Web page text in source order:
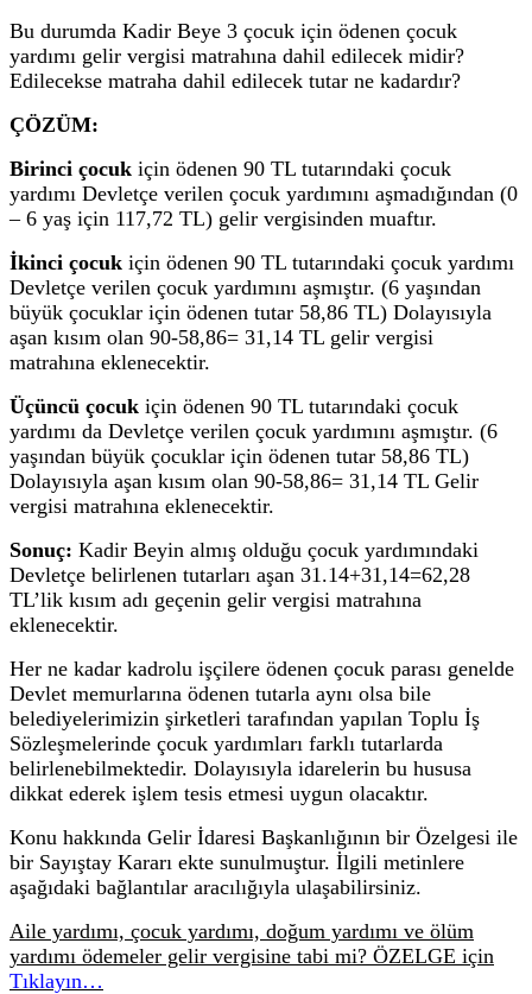
Bu durumda Kadir Beye 3 çocuk için ödenen çocuk
yardımı gelir vergisi matrahına dahil edilecek midir?
Edilecekse matraha dahil edilecek tutar ne kadardır?
ÇÖZÜM:
Birinci çocuk için ödenen 90 TL tutarındaki çocuk
yardımı Devletçe verilen çocuk yardımını aşmadığından (0
– 6 yaş için 117,72 TL) gelir vergisinden muaftır.
İkinci çocuk için ödenen 90 TL tutarındaki çocuk yardımı
Devletçe verilen çocuk yardımını aşmıştır. (6 yaşından
büyük çocuklar için ödenen tutar 58,86 TL) Dolayısıyla
aşan kısım olan 90-58,86= 31,14 TL gelir vergisi
matrahına eklenecektir.
Üçüncü çocuk için ödenen 90 TL tutarındaki çocuk
yardımı da Devletçe verilen çocuk yardımını aşmıştır. (6
yaşından büyük çocuklar için ödenen tutar 58,86 TL)
Dolayısıyla aşan kısım olan 90-58,86= 31,14 TL Gelir
vergisi matrahına eklenecektir.
Sonuç: Kadir Beyin almış olduğu çocuk yardımındaki
Devletçe belirlenen tutarları aşan 31.14+31,14=62,28
TL’lik kısım adı geçenin gelir vergisi matrahına
eklenecektir.
Her ne kadar kadrolu işçilere ödenen çocuk parası genelde
Devlet memurlarına ödenen tutarla aynı olsa bile
belediyelerimizin şirketleri tarafından yapılan Toplu İş
Sözleşmelerinde çocuk yardımları farklı tutarlarda
belirlenebilmektedir. Dolayısıyla idarelerin bu hususa
dikkat ederek işlem tesis etmesi uygun olacaktır.
Konu hakkında Gelir İdaresi Başkanlığının bir Özelgesi ile
bir Sayıştay Kararı ekte sunulmuştur. İlgili metinlere
aşağıdaki bağlantılar aracılığıyla ulaşabilirsiniz.
Aile yardımı, çocuk yardımı, doğum yardımı ve ölüm
yardımı ödemeler gelir vergisine tabi mi? ÖZELGE için
Tıklayın…